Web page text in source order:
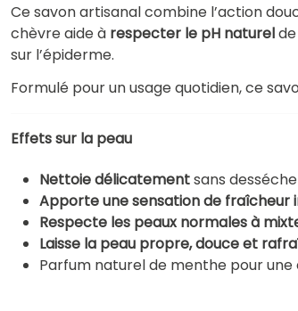
Ce savon artisanal combine l’action
chèvre aide à respecter le pH naturel
sur l’épiderme.
Formulé pour un usage quotidien, ce
Effets sur la peau
Nettoie délicatementsans
Apporte une sensation de fraîcheur
Respecte les peaux normales à
Laisse la peau propre, douce et
Parfum naturel de menthe pour